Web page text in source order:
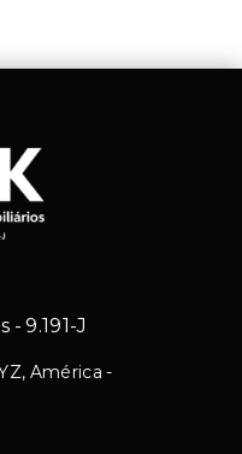
9.191-J
América -